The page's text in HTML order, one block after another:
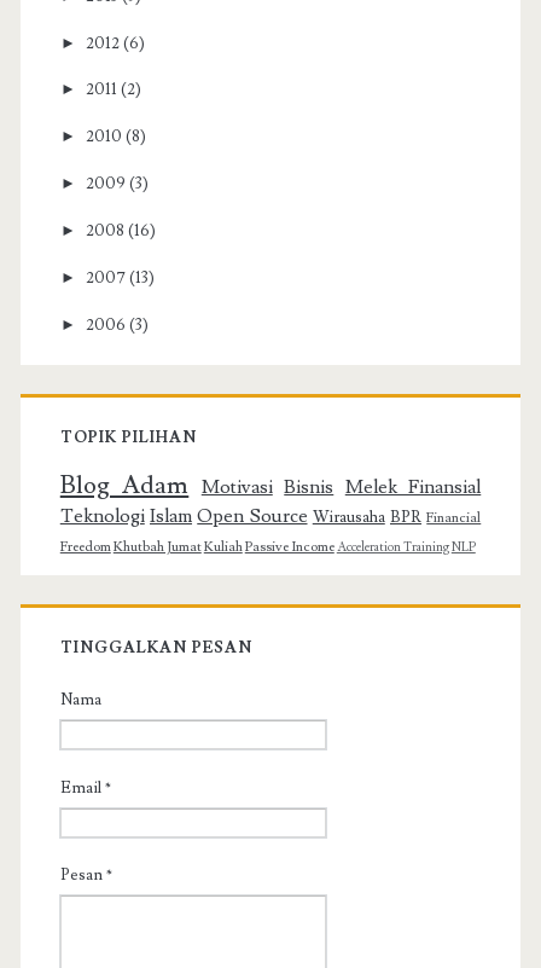
► 2012 (6)
► 2011 (2)
► 2010 (8)
► 2009 (3)
► 2008 (16)
► 2007 (13)
► 2006 (3)
TOPIK PILIHAN
Blog Adam Motivasi Bisnis Melek Finansial
Teknologi Islam Open Source Wirausaha BPR Financial
FreedomKhutbah JumatKuliahPassive IncomeAcceleration TrainingNLP
TINGGALKAN PESAN
Nama
Email*
Pesan*